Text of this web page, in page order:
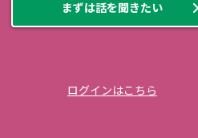
まずは話を聞きたい
ログインはこちら